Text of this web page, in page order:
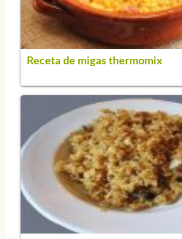
Receta de migas thermomix